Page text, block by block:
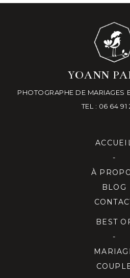
YOANN
PHOTOGRAPHE DE MARIAGES
TEL : 06 64 91
ACCUEIL
-
À
BLOG
BEST
-